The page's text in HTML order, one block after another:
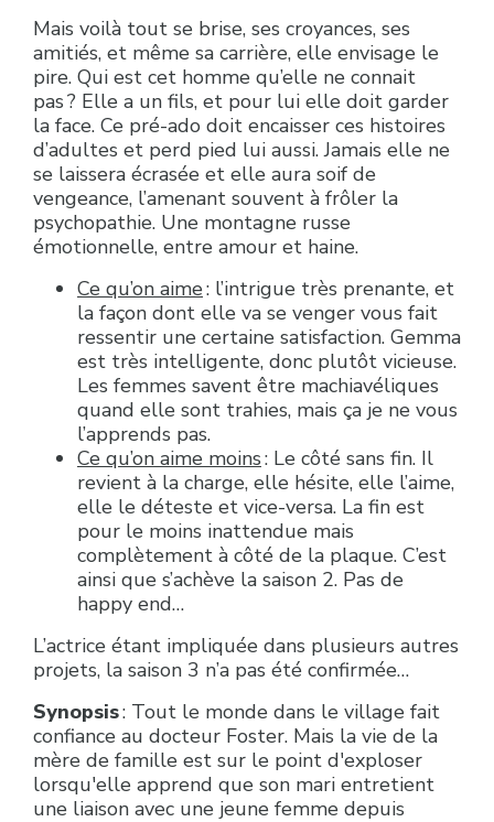
Mais voilà tout se brise, ses croyances, ses
amitiés, et même sa carrière, elle envisage le
pire. Qui est cet homme qu’elle ne connait
pas ? Elle a un fils, et pour lui elle doit garder
la face. Ce pré-ado doit encaisser ces histoires
d’adultes et perd pied lui aussi. Jamais elle ne
se laissera écrasée et elle aura soif de
vengeance, l’amenant souvent à frôler la
psychopathie. Une montagne russe
émotionnelle, entre amour et haine.
Ce qu’on aime: l’intrigue très prenante, et
la façon dont elle va se venger vous fait
ressentir une certaine satisfaction. Gemma
est très intelligente, donc plutôt vicieuse.
Les femmes savent être machiavéliques
quand elle sont trahies, mais ça je ne vous
l’apprends pas.
Ce qu’on aime moins: Le côté sans fin. Il
revient à la charge, elle hésite, elle l’aime,
elle le déteste et vice-versa. La fin est
pour le moins inattendue mais
complètement à côté de la plaque. C’est
ainsi que s’achève la saison 2. Pas de
happy end…
L’actrice étant impliquée dans plusieurs autres
projets, la saison 3 n’a pas été confirmée…
Synopsis: Tout le monde dans le village fait
confiance au docteur Foster. Mais la vie de la
mère de famille est sur le point d'exploser
lorsqu'elle apprend que son mari entretient
une liaison avec une jeune femme depuis